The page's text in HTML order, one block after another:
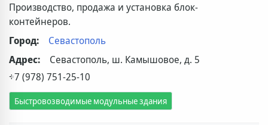
Производство, продажа и установка блок-
контейнеров.
Город:
Севастополь
Адрес:
Севастополь, ш. Камышовое, д. 5
+7 (978) 751-25-10
Быстровозводимые модульные здания